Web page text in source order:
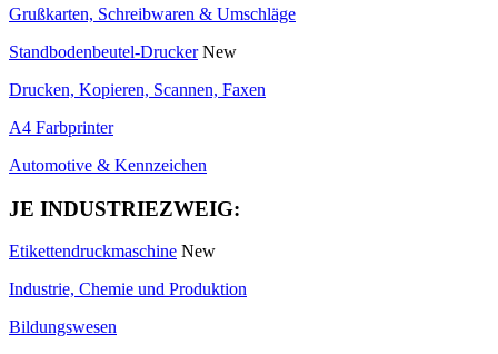
Grußkarten, Schreibwaren & Umschläge
Standbodenbeutel-Drucker New
Drucken, Kopieren, Scannen, Faxen
A4 Farbprinter
Automotive & Kennzeichen
JE INDUSTRIEZWEIG:
Etikettendruckmaschine New
Industrie, Chemie und Produktion
Bildungswesen